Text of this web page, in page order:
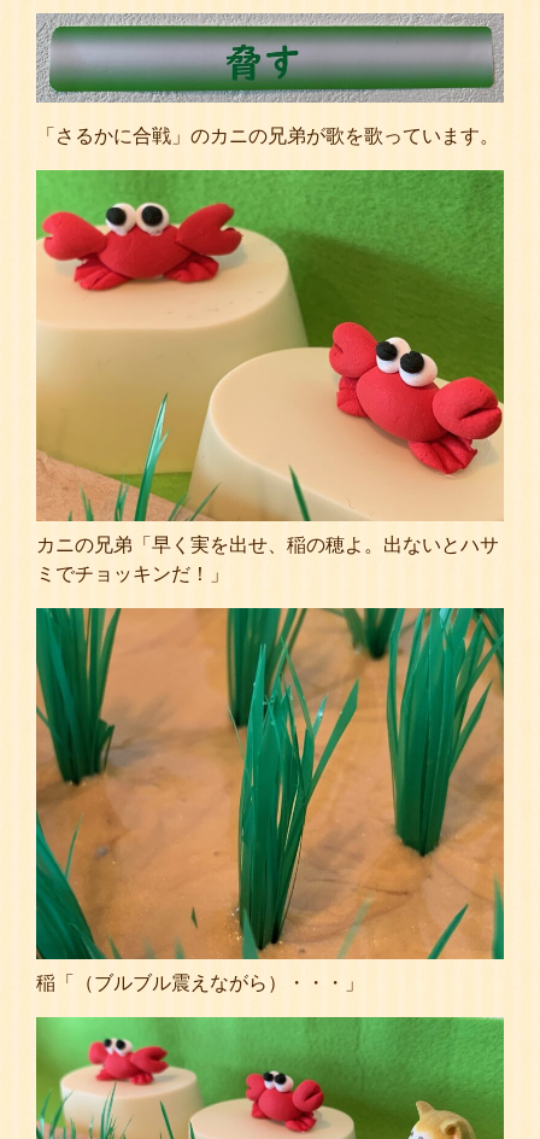
「さるかに合戦」のカニの兄弟が歌を歌っています。
カニの兄弟「早く実を出せ、稲の穂よ。出ないとハサ
ミでチョッキンだ！」
稲「（ブルブル震えながら）・・・」